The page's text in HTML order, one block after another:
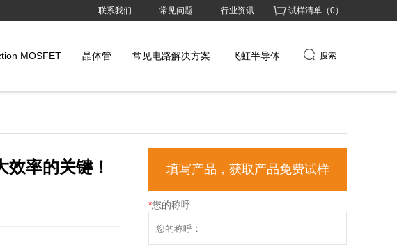
联系我们 常见问题 行业资讯 试样清单（0）
MOSFET 晶体管 常见电路解决方案 飞虹半导体 搜索
率的关键！ 填写产品，获取产品免费试样
*您的称呼